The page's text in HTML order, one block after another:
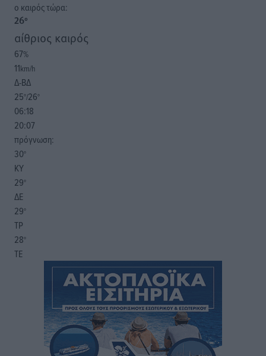
o καιρός τώρα:
26°
αίθριος καιρός
67%
11km/h
Δ-ΒΔ
25°/26°
06:18
20:07
πρόγνωση:
30°
ΚΥ
29°
ΔΕ
29°
ΤΡ
28°
ΤΕ